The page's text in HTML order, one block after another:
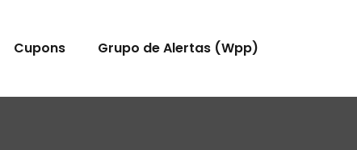
Cupons Grupo de Alertas (Wpp)